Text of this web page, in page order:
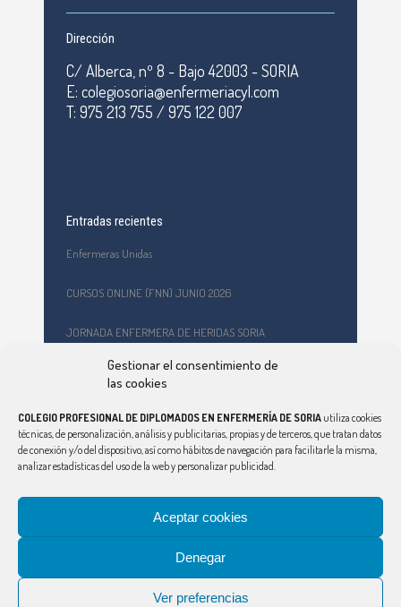
Gestionar el consentimiento de
las cookies
COLEGIO PROFESIONAL DE DIPLOMADOS EN ENFERMERÍA DE SORIA utiliza cookies
técnicas, de personalización, análisis y publicitarias, propias y de terceros, que tratan datos
de conexión y/o del dispositivo, así como hábitos de navegación para facilitarle la misma,
analizar estadísticas del uso de la web y personalizar publicidad.
Aceptar cookies
Denegar
Ver preferencias
Dirección
C/ Alberca, nº 8 - Bajo 42003 - SORIA
E: colegiosoria@enfermeriacyl.com
T: 975 213 755 / 975 122 007
Entradas recientes
Enfermeras Unidas
CURSOS ONLINE (FNN) JUNIO 2026
JORNADA ENFERMERA DE HERIDAS SORIA
Formación en primeros auxilios y prevención de riesgos
laborales en el CEPA Celtiberia
Curso Ciberindex junio 2026 – AT7 – Cuidados a mujeres
víctimas de violencia de género
BURGOS